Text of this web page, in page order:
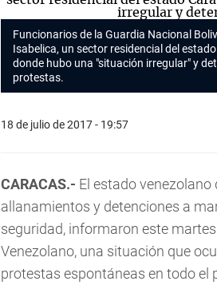
Funcionarios de la Guardia Nacional
Isabelica, un sector residencial del
donde hubo una "situación irregular" y
protestas.
18 de julio de 2017 - 19:57
CARACAS.- El estado
allanamientos y detenciones a
seguridad, informaron este
Venezolano, una situación que
protestas espontáneas en todo el